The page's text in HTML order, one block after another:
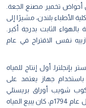
أحواض تخمير مصنع الجعة.
كلية الأطباء بلندن، مشيرًا إلى
الثابت بدرجة أكبر.
نفس الاقتراح في عام
أول إنتاج للمياه
في براميل سعة 12 غالونًا باستخدام جهاز يعتمد على
شويب أوراق بريستلي
ولافوازييه وعزم على صنع جهاز مماثل، وبحلول عام 1794م، كان يبيع المياه